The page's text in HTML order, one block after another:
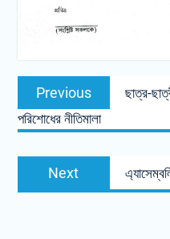
Post
navigation
Previous
Previous
post:
ছাত্র-
পরিশোধের নীতিমালা
Next
post: